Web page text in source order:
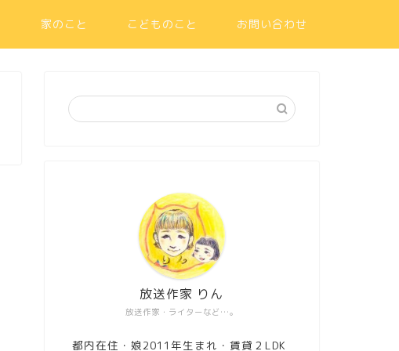
家のこと こどものこと お問い合わせ
放送作家・ライターなど…。
放送作家 りん
都内在住・娘2011年生まれ・賃貸２LDK